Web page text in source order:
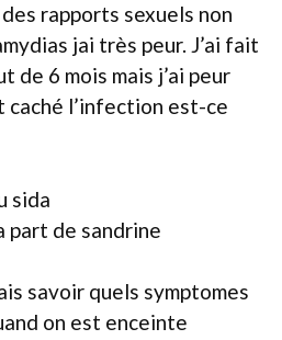
rapports sexuels non
jai très peur. J’ai fait
de 6 mois mais j’ai peur
caché l’infection est-ce
sida
part de sandrine
savoir quels symptomes
on est enceinte